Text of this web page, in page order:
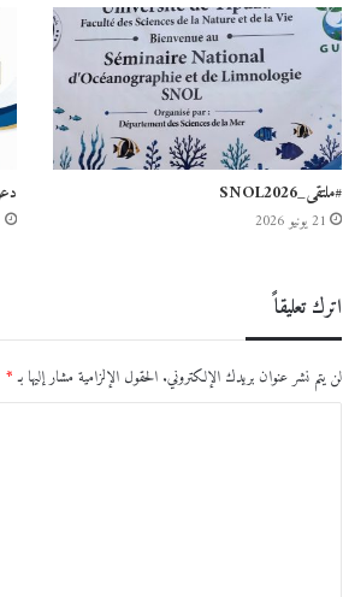
#ملتقى_SNOL2026
21 يونيو 2026
اترك تعليقاً
لن يتم نشر عنوان بريدك الإلكتروني. الحقول الإلزامية مشار إليها بـ*